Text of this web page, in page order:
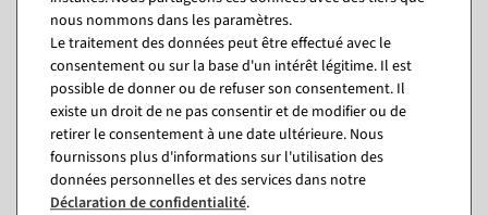
Vous pourriez aussi aimer (8)
nous nommons dans les paramètres.
Le traitement des données peut être effectué avec le
consentement ou sur la base d'un intérêt légitime. Il est
possible de donner ou de refuser son consentement. Il
existe un droit de ne pas consentir et de modifier ou de
retirer le consentement à une date ultérieure. Nous
fournissons plus d'informations sur l'utilisation des
données personnelles et des services dans notre
Déclaration de confidentialité.